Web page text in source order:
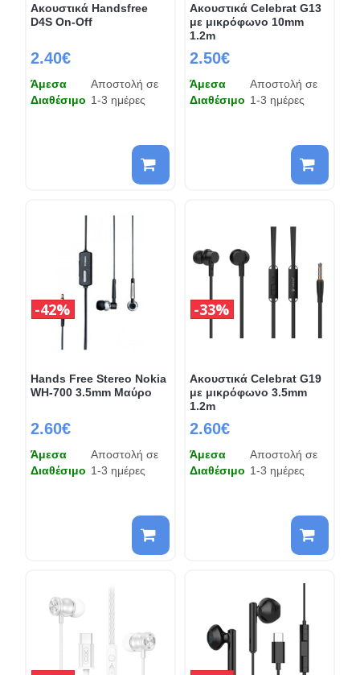
Ακουστικά Handsfree
D4S On-Off
2.40€
Άμεσα
Διαθέσιμο
Αποστολή σε
1-3 ημέρες
Ακουστικά Celebrat G13
με μικρόφωνο 10mm
1.2m
2.50€
Άμεσα
Διαθέσιμο
Αποστολή σε
1-3 ημέρες
Hands Free Stereo Nokia
WH-700 3.5mm Μαύρο
2.60€
42%
Άμεσα
Διαθέσιμο
Αποστολή σε
1-3 ημέρες
Ακουστικά Celebrat G19
με μικρόφωνο 3.5mm
1.2m
2.60€
33%
Άμεσα
Διαθέσιμο
Αποστολή σε
1-3 ημέρες